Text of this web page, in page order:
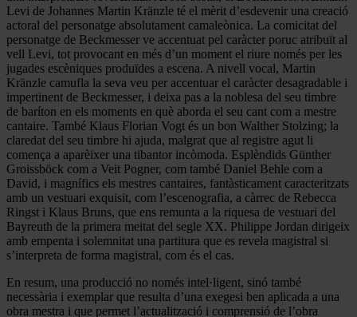
Levi de Johannes Martin Kränzle té el mèrit d’esdevenir una creació
actoral del personatge absolutament camaleònica. La comicitat del
personatge de Beckmesser ve accentuat pel caràcter poruc atribuït al
vell Levi, tot provocant en més d’un moment el riure només per les
jugades escèniques produïdes a escena. A nivell vocal, Martin
Kränzle camufla la seva veu per accentuar el caràcter desagradable i
impertinent de Beckmesser, i deixa pas a la noblesa del seu timbre
de baríton en els moments en què aborda el seu cant com a mestre
cantaire. També Klaus Florian Vogt és un bon Walther Stolzing; la
claredat del seu timbre hi ajuda, malgrat que al registre agut li
comença a aparèixer una tibantor incòmoda. Esplèndids Günther
Groissböck com a Veit Pogner, com també Daniel Behle com a
David, i magnífics els mestres cantaires, fantàsticament caracteritzats
amb un vestuari exquisit, com l’escenografia, a càrrec de Rebecca
Ringst i Klaus Bruns, que ens remunta a la riquesa de vestuari del
Bayreuth de la primera meitat del segle XX. Philippe Jordan dirigeix
amb empenta i solemnitat una partitura que es revela magistral si
s’interpreta de forma magistral, com és el cas.
En resum, una producció no només intel·ligent, sinó també
necessària i exemplar que resulta d’una exegesi ben aplicada a una
obra mestra i que permet l’actualització i comprensió de l’obra